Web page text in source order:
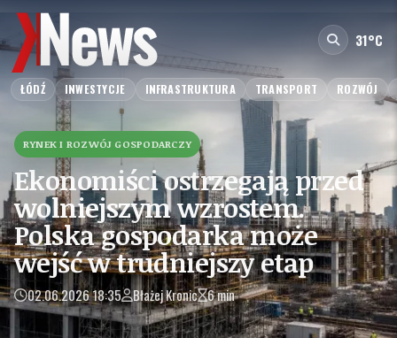
31°C
ŁÓDŹ INWESTYCJE INFRASTRUKTURA TRANSPORT ROZWÓJ
RYNEK I ROZWÓJ GOSPODARCZY
Ekonomiści ostrzegają przed
wolniejszym wzrostem.
Polska gospodarka może
wejść w trudniejszy etap
02.06.2026 18:35 Błażej Kronic 6 min